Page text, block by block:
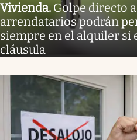
Vivienda. Golpe directo
arrendatarios podrán
siempre en el alquiler si
cláusula